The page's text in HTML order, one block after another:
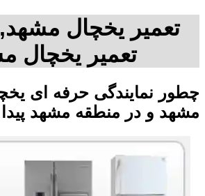
تعمیر یخچال
تعمیر یخچال
چطور نمایندگی حرفه ای
مشهد و در منطقه مشهد پیدا